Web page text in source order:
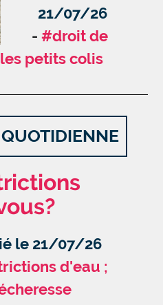
21/07/26
#droit de
petits colis
le 21/07/26
d'eau ;